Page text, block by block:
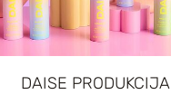
DAISE PRODUKCIJA